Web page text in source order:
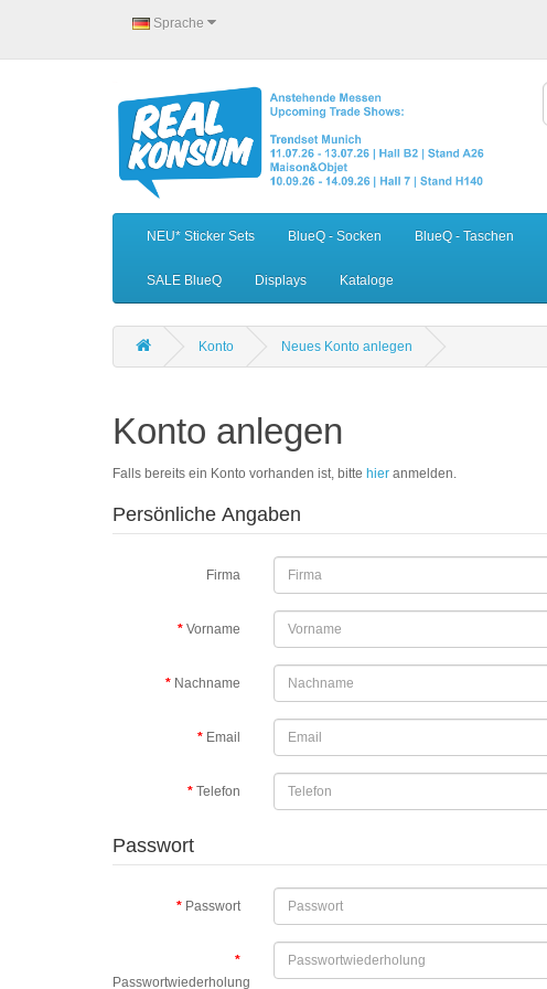
Sprache
NEU* Sticker Sets BlueQ - Socken BlueQ - Taschen
SALE BlueQ Displays Kataloge
Konto Neues Konto anlegen
Konto anlegen
Falls bereits ein Konto vorhanden ist, bitte hier anmelden.
Persönliche Angaben
Firma
Vorname
Nachname
Email
Telefon
Passwort
Passwort
Passwortwiederholung